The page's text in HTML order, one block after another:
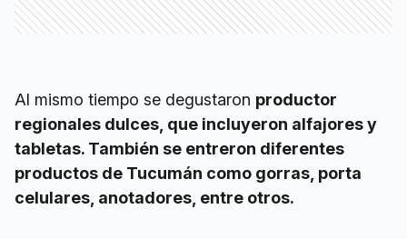
Al mismo tiempo se degustaron productor
regionales dulces, que incluyeron alfajores y
tabletas. También se entreron diferentes
productos de Tucumán como gorras, porta
celulares, anotadores, entre otros.